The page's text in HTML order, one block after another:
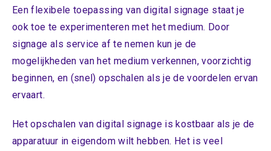
Een flexibele toepassing van digital signage staat je
ook toe te experimenteren met het medium. Door
signage als service af te nemen kun je de
mogelijkheden van het medium verkennen, voorzichtig
beginnen, en (snel) opschalen als je de voordelen ervan
ervaart.
Het opschalen van digital signage is kostbaar als je de
apparatuur in eigendom wilt hebben. Het is veel